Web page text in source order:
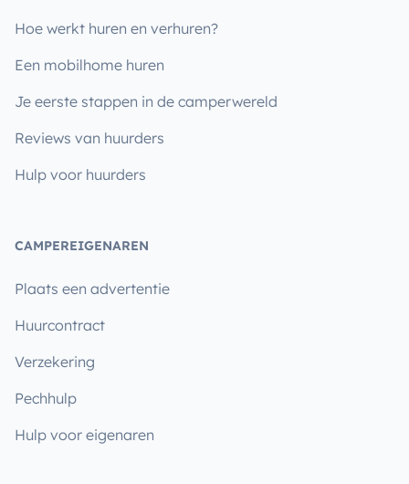
Hoe werkt huren en verhuren?
Een mobilhome huren
Je eerste stappen in de camperwereld
Reviews van huurders
Hulp voor huurders
CAMPEREIGENAREN
Plaats een advertentie
Huurcontract
Verzekering
Pechhulp
Hulp voor eigenaren